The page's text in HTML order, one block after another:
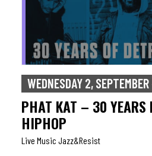
WEDNESDAY 2, SEPTEMBER
PHAT KAT – 30 YEARS
HIPHOP
Live Music Jazz&resist